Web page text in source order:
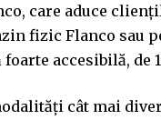
care aduce
fizic Flanco sau
accesibilă, de
cât mai